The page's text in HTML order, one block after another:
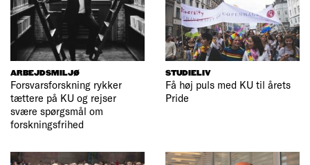
ARBEJDSMILJØ
Forsvarsforskning rykker
tættere på KU og rejser
svære spørgsmål om
forskningsfrihed
STUDIELIV
Få høj puls med KU til årets
Pride